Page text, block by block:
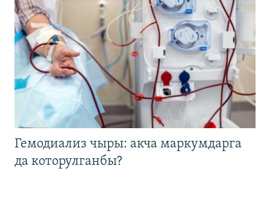
Гемодиализ чыры: акча маркумдарга
да которулганбы?